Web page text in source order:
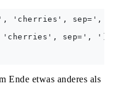
'cherries', sep=',
'cherries', sep=', ')
Ende etwas anderes als